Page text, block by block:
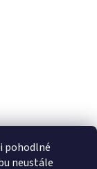
pohodlné
neustále